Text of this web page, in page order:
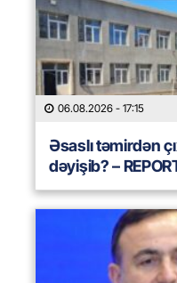
06.08.2026 - 17:15
Əsaslı təmirdən
dəyişib? –